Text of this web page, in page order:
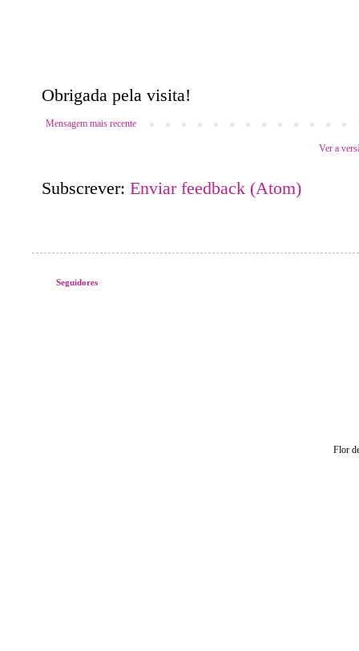
Obrigada pela visita!
Mensagem mais recente
Ver a
Subscrever: Enviar feedback (Atom)
Seguidores
Flor